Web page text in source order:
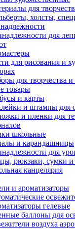
для
холсты,
для
для рисования и
для творчества и
товары
и карты
и штампы для
и пленки для
школьные
и карандашницы
для
рюкзаки, сумки
канцелярия
и ароматизаторы
гелевые
баллоны для
воздуха